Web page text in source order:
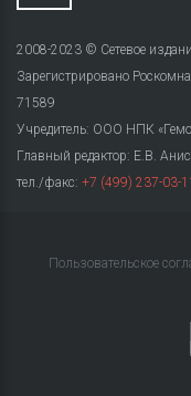
2008-2023 © Сетевое
Зарегистрировано
71589
Учредитель: ООО НПК
Главный редактор: Е.В.
тел./факс: +7 (499) 237-03-11
Пользовательское